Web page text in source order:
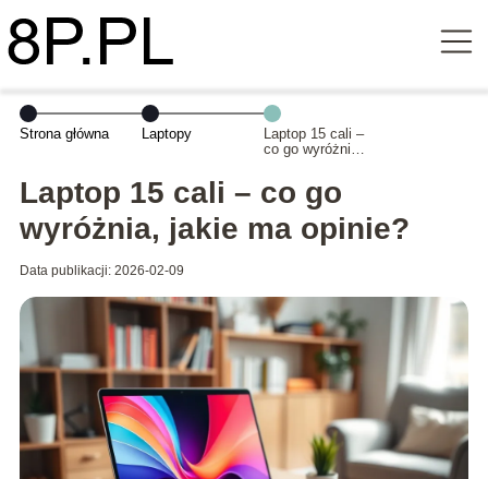
Strona główna Laptopy
Laptop 15 cali –
co go wyróżnia,
Laptop 15 cali – co go
wyróżnia, jakie ma opinie?
Data publikacji: 2026-02-09